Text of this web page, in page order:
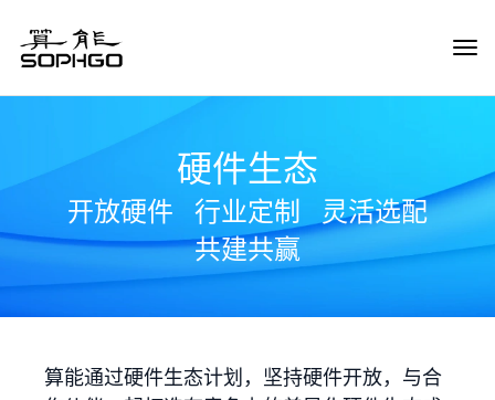
硬件生态
开放硬件 行业定制
灵活选配
共建共赢
算能通过硬件生态计划，坚持硬件开放，与合